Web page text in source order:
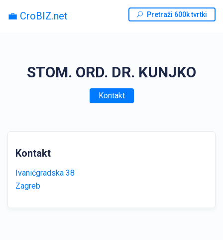
💼 CroBIZ.net Pretraži 600k tvrtki
STOM. ORD. DR. KUNJKO
Kontakt
Kontakt
Ivanićgradska 38
Zagreb